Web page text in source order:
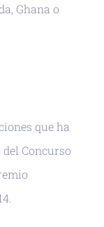
Ghana o
que ha
Concurso